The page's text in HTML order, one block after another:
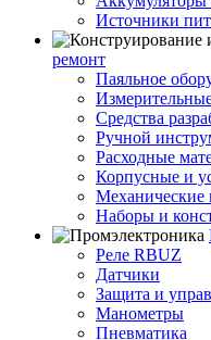
Источники
ремонт
Паяльное
Средства
Ручной
Расходные
Корпусные и
Механические
Наборы и
Реле RBUZ
Датчики
Защита и
Манометры
Пневматика